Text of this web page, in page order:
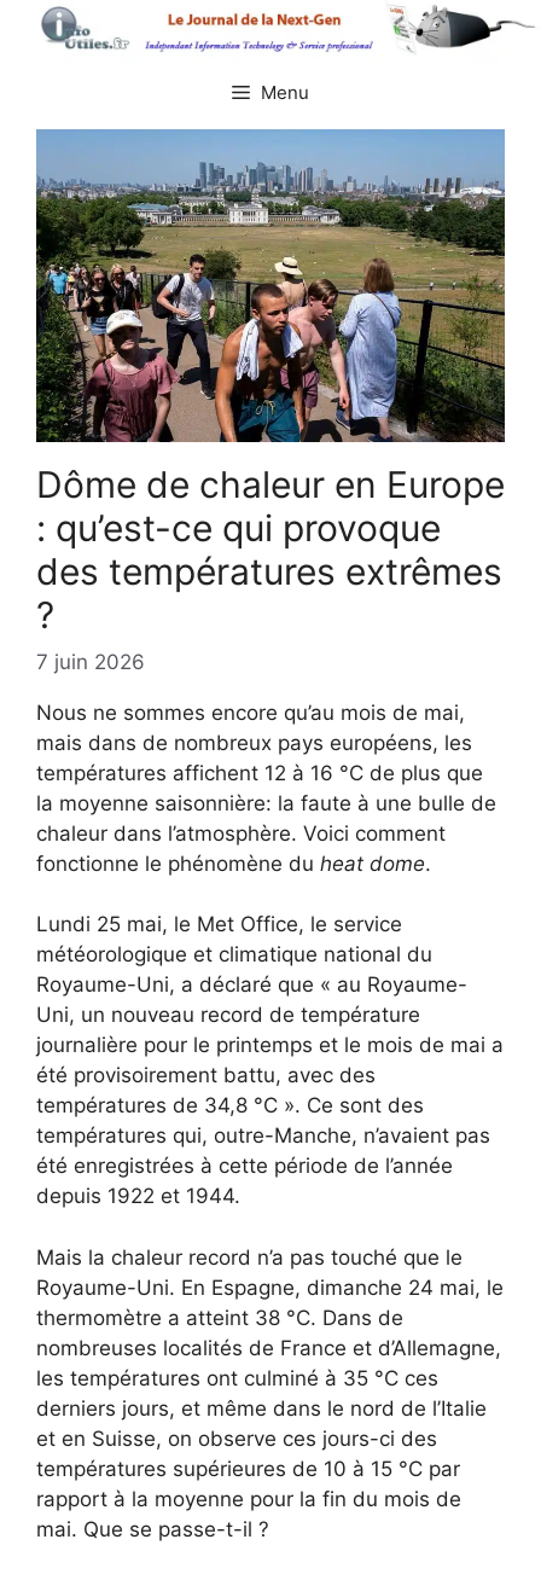
Aller
Menu
Dôme de chaleur en Europe
: qu’est-ce qui provoque
des températures extrêmes
?
7 juin 2026
Nous ne sommes encore qu’au mois de mai,
mais dans de nombreux pays européens, les
températures affichent 12 à 16 °C de plus que
la moyenne saisonnière: la faute à une bulle de
chaleur dans l’atmosphère. Voici comment
fonctionne le phénomène du heat dome.
Lundi 25 mai, le Met Office, le service
météorologique et climatique national du
Royaume-Uni, a déclaré que « au Royaume-
Uni, un nouveau record de température
journalière pour le printemps et le mois de mai a
été provisoirement battu, avec des
températures de 34,8 °C ». Ce sont des
températures qui, outre-Manche, n’avaient pas
été enregistrées à cette période de l’année
depuis 1922 et 1944.
Mais la chaleur record n’a pas touché que le
Royaume-Uni. En Espagne, dimanche 24 mai, le
thermomètre a atteint 38 °C. Dans de
nombreuses localités de France et d’Allemagne,
les températures ont culminé à 35 °C ces
derniers jours, et même dans le nord de l’Italie
et en Suisse, on observe ces jours-ci des
températures supérieures de 10 à 15 °C par
rapport à la moyenne pour la fin du mois de
mai. Que se passe-t-il ?